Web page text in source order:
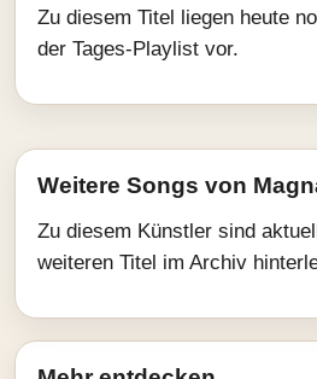
Zu diesem Titel liegen heute
der Tages-Playlist vor.
Weitere Songs von
Zu diesem Künstler sind
weiteren Titel im Archiv